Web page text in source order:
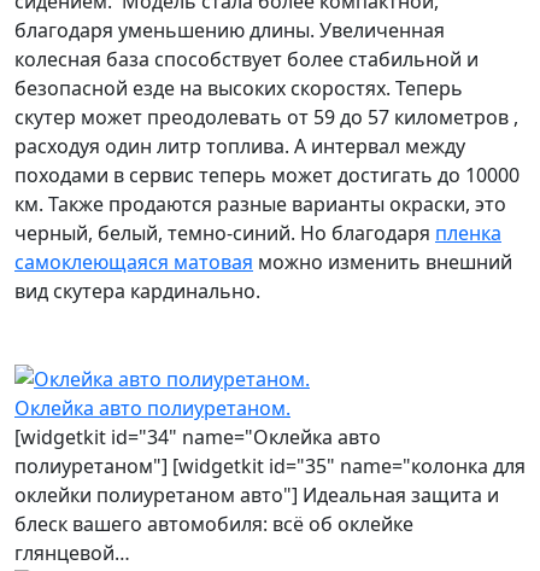
благодаря уменьшению длины. Увеличенная
колесная база способствует более стабильной и
безопасной езде на высоких скоростях. Теперь
скутер может преодолевать от 59 до 57 километров ,
расходуя один литр топлива. А интервал между
походами в сервис теперь может достигать до 10000
км. Также продаются разные варианты окраски, это
черный, белый, темно-синий. Но благодаря пленка
самоклеющаяся матовая можно изменить внешний
вид скутера кардинально.
Оклейка авто полиуретаном.
[widgetkit id="34" name="Оклейка авто
полиуретаном"] [widgetkit id="35" name="колонка для
оклейки полиуретаном авто"] Идеальная защита и
блеск вашего автомобиля: всё об оклейке
глянцевой…